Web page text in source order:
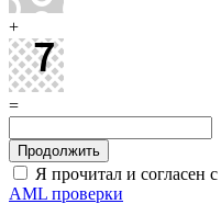
+
=
Я прочитал и согласен с
AML проверки